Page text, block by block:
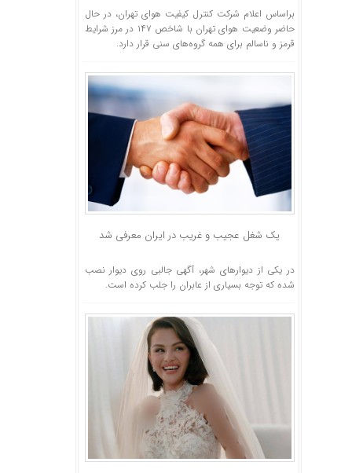
براساس اعلام شرکت کنترل کیفیت هوای تهران، در حال
حاضر وضعیت هوای تهران با شاخص ۱۴۷ در مرز شرایط
قرمز و ناسالم برای همه گروه‌های سنی قرار دارد.
یک شغل عجیب و غریب در ایران معرفی شد
در یکی از دیوارهای شهر، آگهی جالبی روی دیوار نصب
شده که توجه بسیاری از عابران را جلب کرده است.